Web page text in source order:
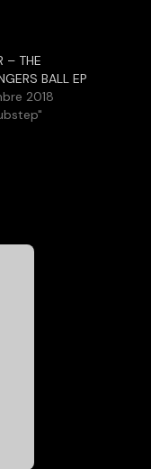
– THE
BALL EP
2018